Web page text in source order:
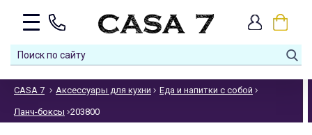
CASA 7 Аксессуары для кухни Еда и напитки с собой
Ланч-боксы 203800